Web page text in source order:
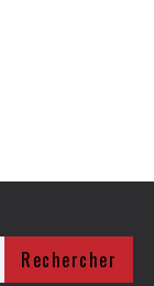
Rechercher